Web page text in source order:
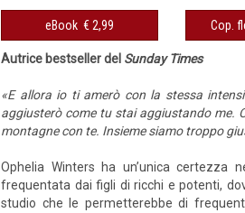
eBook € 2,99 Cop.
Autrice bestseller del Sunday Times
«E allora io ti amerò con la stessa
aggiusterò come tu stai aggiustando me.
montagne con te. Insieme siamo troppo
Ophelia Winters ha un’unica certezza
frequentata dai figli di ricchi e potenti,
studio che le permetterebbe di